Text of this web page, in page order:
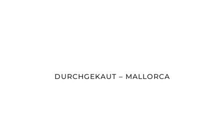
DURCHGEKAUT – MALLORCA